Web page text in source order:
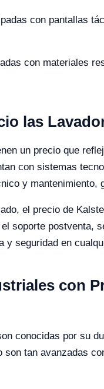
con pantallas
con materiales
las
un precio que
con sistemas
y mantenimiento,
el precio de
soporte postventa,
seguridad en
con
conocidas por su
tan avanzadas